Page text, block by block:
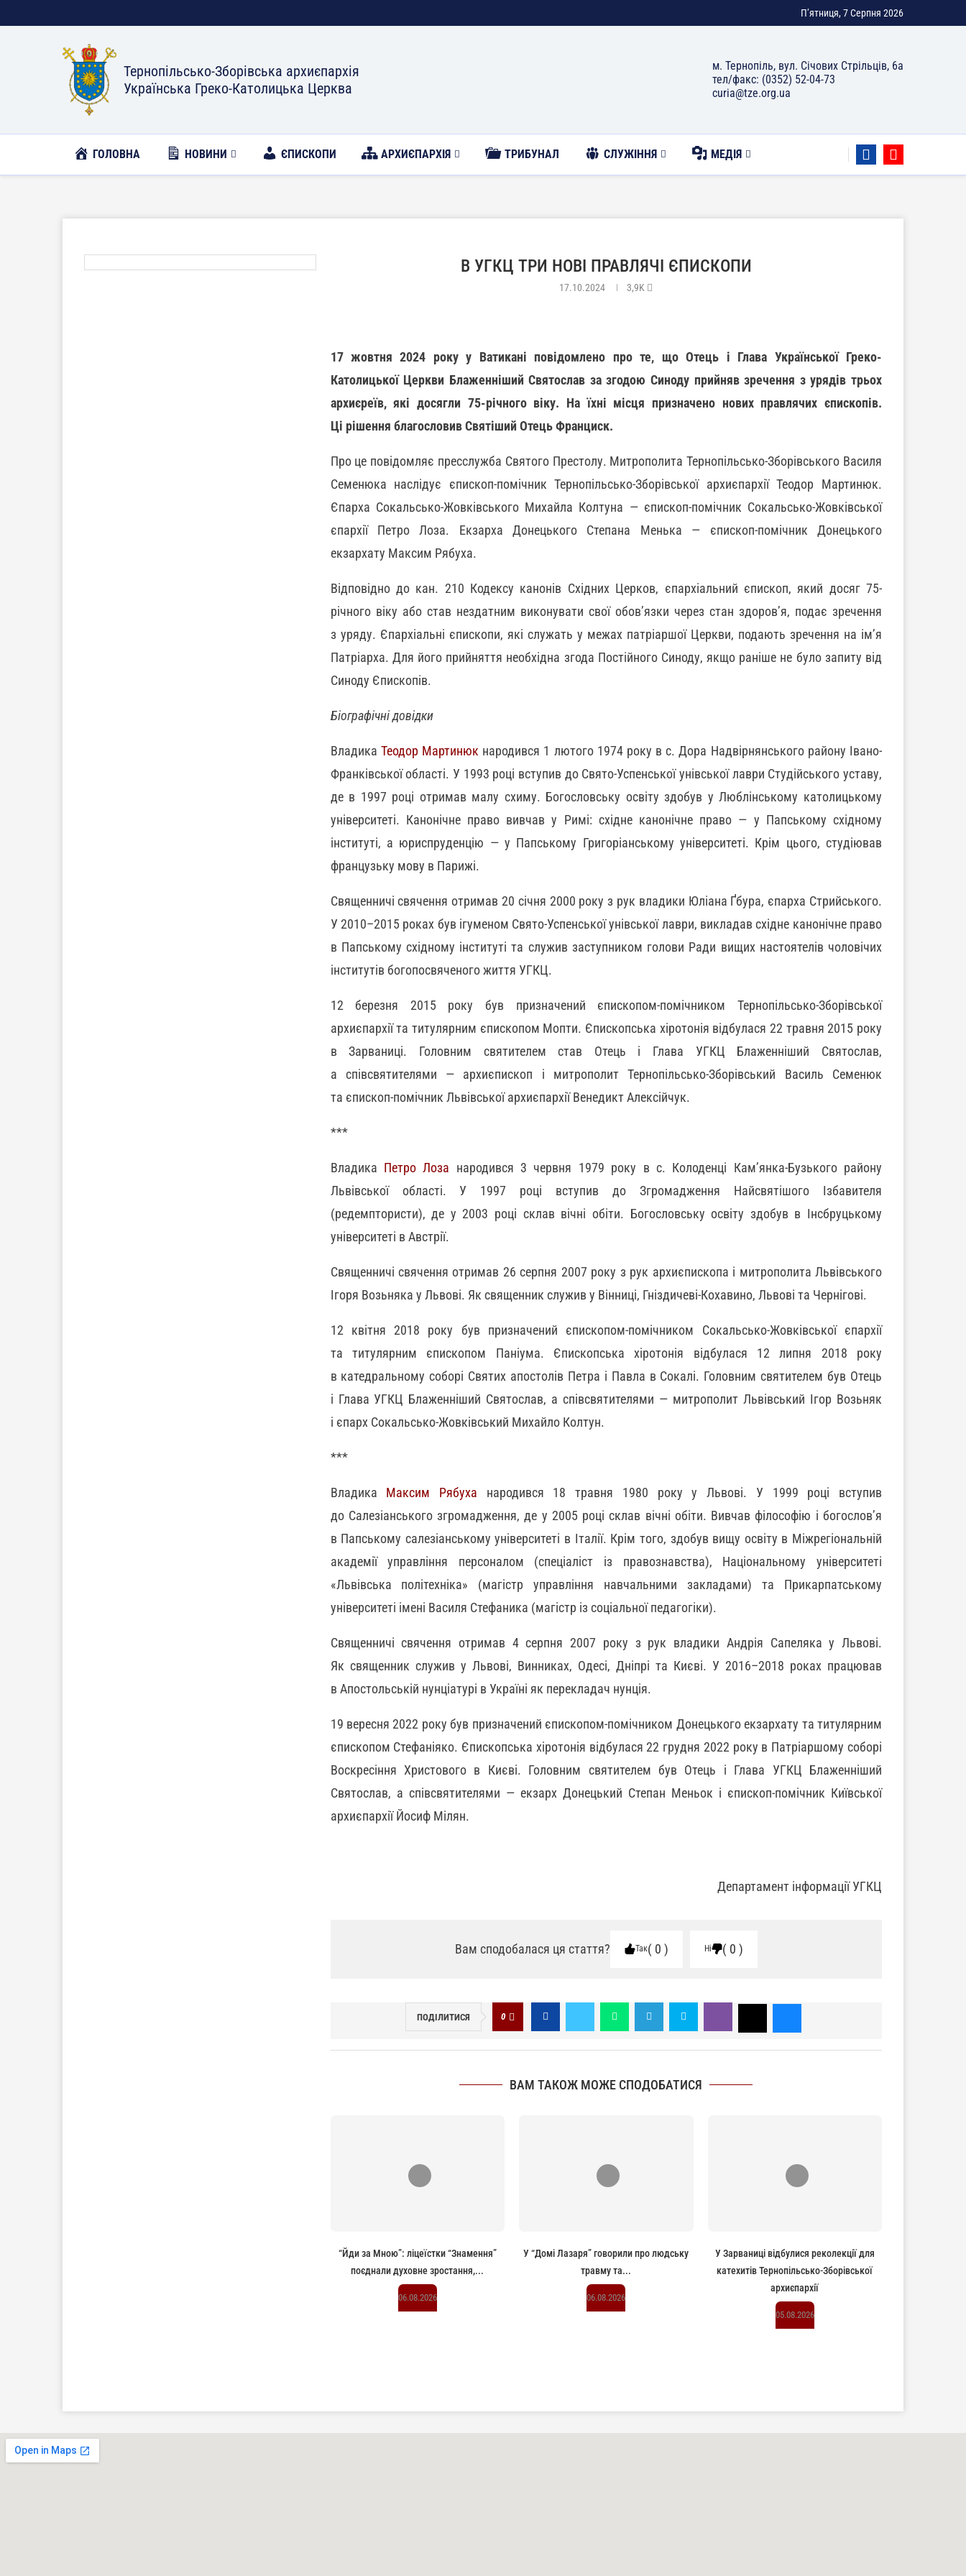
П’ятниця, 7 Серпня 2026
Тернопільсько-Зборівська архиєпархія
Українська Греко-Католицька Церква
м. Тернопіль, вул. Січових Стрільців, 6а
тел/факс: (0352) 52-04-73
curia@tze.org.ua
ГОЛОВНА НОВИНИ ЄПИСКОПИ АРХИЄПАРХІЯ ТРИБУНАЛ CЛУЖІННЯ МЕДІЯ
В УГКЦ ТРИ НОВІ ПРАВЛЯЧІ ЄПИСКОПИ
17.10.2024 3,9K
17 жовтня 2024 року у Ватикані повідомлено про те, що Отець і Глава Української Греко-
Католицької Церкви Блаженніший Святослав за згодою Синоду прийняв зречення з урядів трьох
архиєреїв, які досягли 75-річного віку. На їхні місця призначено нових правлячих єпископів.
Ці рішення благословив Святіший Отець Франциск.
Про це повідомляє пресслужба Святого Престолу. Митрополита Тернопільсько-Зборівського Василя
Семенюка наслідує єпископ-помічник Тернопільсько-Зборівської архиєпархії Теодор Мартинюк.
Єпарха Сокальсько-Жовківського Михайла Колтуна — єпископ-помічник Сокальсько-Жовківської
єпархії Петро Лоза. Екзарха Донецького Степана Менька — єпископ-помічник Донецького
екзархату Максим Рябуха.
Відповідно до кан. 210 Кодексу канонів Східних Церков, єпархіальний єпископ, який досяг 75-
річного віку або став нездатним виконувати свої обов’язки через стан здоров’я, подає зречення
з уряду. Єпархіальні єпископи, які служать у межах патріаршої Церкви, подають зречення на ім’я
Патріарха. Для його прийняття необхідна згода Постійного Синоду, якщо раніше не було запиту від
Синоду Єпископів.
Біографічні довідки
Владика Теодор Мартинюк народився 1 лютого 1974 року в с. Дора Надвірнянського району Івано-
Франківської області. У 1993 році вступив до Свято-Успенської унівської лаври Студійського уставу,
де в 1997 році отримав малу схиму. Богословську освіту здобув у Люблінському католицькому
університеті. Канонічне право вивчав у Римі: східне канонічне право — у Папському східному
інституті, а юриспруденцію — у Папському Григоріанському університеті. Крім цього, студіював
французьку мову в Парижі.
Священничі свячення отримав 20 січня 2000 року з рук владики Юліана Ґбура, єпарха Стрийського.
У 2010–2015 роках був ігуменом Свято-Успенської унівської лаври, викладав східне канонічне право
в Папському східному інституті та служив заступником голови Ради вищих настоятелів чоловічих
інститутів богопосвяченого життя УГКЦ.
12 березня 2015 року був призначений єпископом-помічником Тернопільсько-Зборівської
архиєпархії та титулярним єпископом Мопти. Єпископська хіротонія відбулася 22 травня 2015 року
в Зарваниці. Головним святителем став Отець і Глава УГКЦ Блаженніший Святослав,
а співсвятителями — архиєпископ і митрополит Тернопільсько-Зборівський Василь Семенюк
та єпископ-помічник Львівської архиєпархії Венедикт Алексійчук.
***
Владика Петро Лоза народився 3 червня 1979 року в с. Колоденці Кам’янка-Бузького району
Львівської області. У 1997 році вступив до Згромадження Найсвятішого Ізбавителя
(редемптористи), де у 2003 році склав вічні обіти. Богословську освіту здобув в Інсбруцькому
університеті в Австрії.
Священничі свячення отримав 26 серпня 2007 року з рук архиєпископа і митрополита Львівського
Ігоря Возьняка у Львові. Як священник служив у Вінниці, Гніздичеві-Кохавино, Львові та Чернігові.
12 квітня 2018 року був призначений єпископом-помічником Сокальсько-Жовківської єпархії
та титулярним єпископом Паніума. Єпископська хіротонія відбулася 12 липня 2018 року
в катедральному соборі Святих апостолів Петра і Павла в Сокалі. Головним святителем був Отець
і Глава УГКЦ Блаженніший Святослав, а співсвятителями — митрополит Львівський Ігор Возьняк
і єпарх Сокальсько-Жовківський Михайло Колтун.
***
Владика Максим Рябуха народився 18 травня 1980 року у Львові. У 1999 році вступив
до Салезіанського згромадження, де у 2005 році склав вічні обіти. Вивчав філософію і богослов’я
в Папському салезіанському університеті в Італії. Крім того, здобув вищу освіту в Міжрегіональній
академії управління персоналом (спеціаліст із правознавства), Національному університеті
«Львівська політехніка» (магістр управління навчальними закладами) та Прикарпатському
університеті імені Василя Стефаника (магістр із соціальної педагогіки).
Священничі свячення отримав 4 серпня 2007 року з рук владики Андрія Сапеляка у Львові.
Як священник служив у Львові, Винниках, Одесі, Дніпрі та Києві. У 2016–2018 роках працював
в Апостольській нунціатурі в Україні як перекладач нунція.
19 вересня 2022 року був призначений єпископом-помічником Донецького екзархату та титулярним
єпископом Стефаніяко. Єпископська хіротонія відбулася 22 грудня 2022 року в Патріаршому соборі
Воскресіння Христового в Києві. Головним святителем був Отець і Глава УГКЦ Блаженніший
Святослав, а співсвятителями — екзарх Донецький Степан Меньок і єпископ-помічник Київської
архиєпархії Йосиф Мілян.
Департамент інформації УГКЦ
Вам сподобалася ця стаття? Так 0 Ні 0
ПОДІЛИТИСЯ 0
ВАМ ТАКОЖ МОЖЕ СПОДОБАТИСЯ
“Йди за Мною”: ліцеїстки “Знамення”
поєднали духовне зростання,...
06.08.2026
У “Домі Лазаря” говорили про людську
травму та...
06.08.2026
У Зарваниці відбулися реколекції для
катехитів Тернопільсько-Зборівської
архиєпархії
05.08.2026